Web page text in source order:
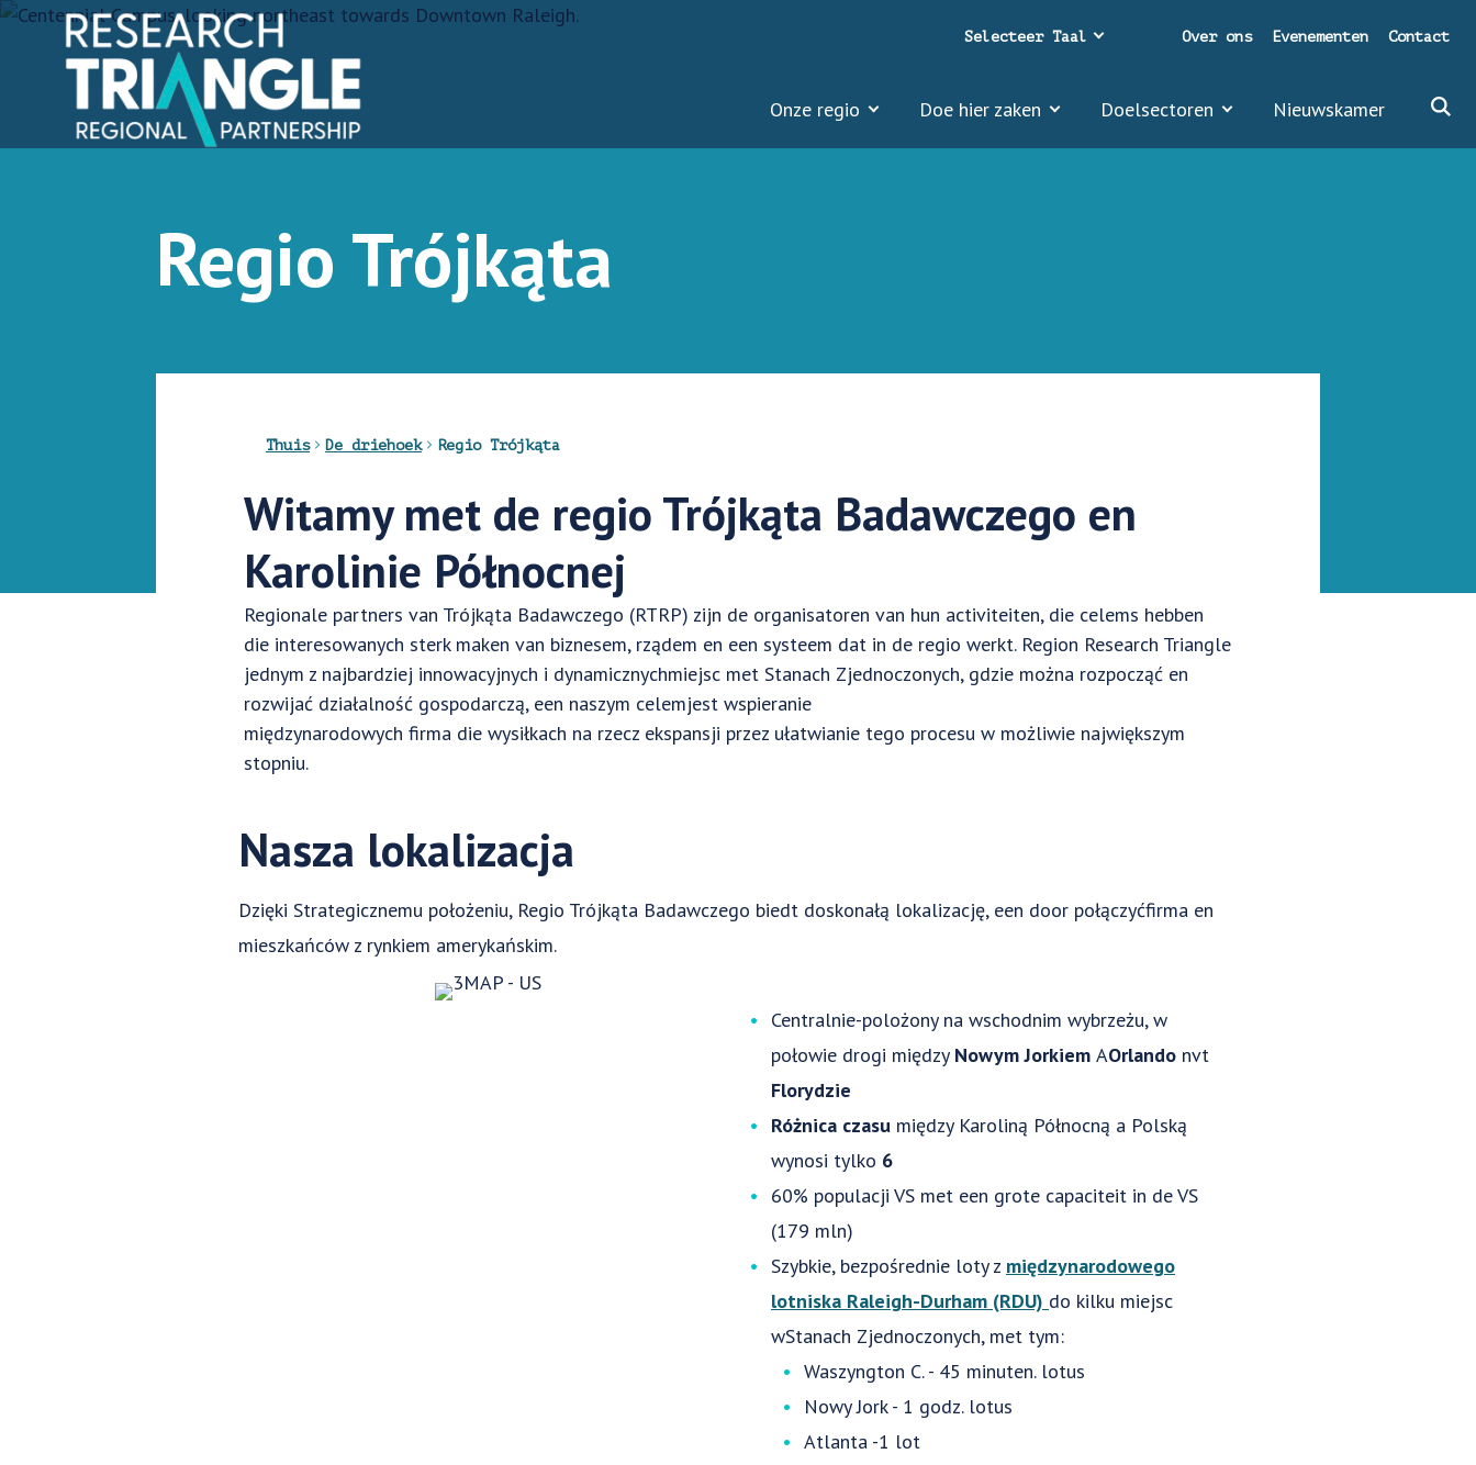
Doorgaan naar artikel
Onze regio Doe hier zaken Doelsectoren Nieuwskamer
Over ons Evenementen Contact
Selecteer Taal
Regio Trójkąta
Thuis De driehoek Regio Trójkąta
Witamy met de regio Trójkąta Badawczego en
Karolinie Północnej
Regionale partners van Trójkąta Badawczego (RTRP) zijn de organisatoren van hun activiteiten, die celems hebben
die interesowanych sterk maken van biznesem, rządem en een systeem dat in de regio werkt. Region Research Triangle
jednym z najbardziej innowacyjnych i dynamicznychmiejsc met Stanach Zjednoczonych, gdzie można rozpocząć en
rozwijać działalność gospodarczą, een naszym celemjest wspieranie
międzynarodowych firma die wysiłkach na rzecz ekspansji przez ułatwianie tego procesu w możliwie największym
stopniu.
Nasza lokalizacja
Dzięki Strategicznemu położeniu, Regio Trójkąta Badawczego biedt doskonałą lokalizację, een door połączyćfirma en
mieszkańców z rynkiem amerykańskim.
Centralnie-polożony na wschodnim wybrzeżu, w
połowie drogi między Nowym Jorkiem AOrlando nvt
Florydzie
Różnica czasu między Karoliną Północną a Polską
wynosi tylko 6
60% populacji VS met een grote capaciteit in de VS
(179 mln)
Szybkie, bezpośrednie loty z międzynarodowego
lotniska Raleigh-Durham (RDU) do kilku miejsc
wStanach Zjednoczonych, met tym:
Waszyngton C. - 45 minuten. lotus
Nowy Jork - 1 godz. lotus
Atlanta -1 lot